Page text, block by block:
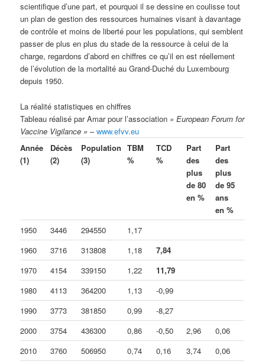
scientifique d’une part, et pourquoi il se dessine en coulisse tout
un plan de gestion des ressources humaines visant à davantage
de contrôle et moins de liberté pour les populations, qui semblent
passer de plus en plus du stade de la ressource à celui de la
charge, regardons d’abord en chiffres ce qu’il en est réellement
de l’évolution de la mortalité au Grand-Duché du Luxembourg
depuis 1950.
La réalité statistiques en chiffres
Tableau réalisé par Amar pour l’association « European Forum for
Vaccine Vigilance » –www.efvv.eu
Année
(1)
Décès
(2)
Population
(3)
TBM
%
TCD
%
Part
des
plus
de 80
en %
Part
des
plus
de 95
ans
en %
1950
3446 294550
1,17
1960
3716 313808 1,18
7,84
1970
4154 339150 1,22
11,79
1980
4113 364200 1,13
-0,99
1990
3773 381850 0,99
-8,27
2000
3754 436300 0,86 -0,50 2,96
0,06
2010
3760 506950 0,74 0,16 3,74
0,06